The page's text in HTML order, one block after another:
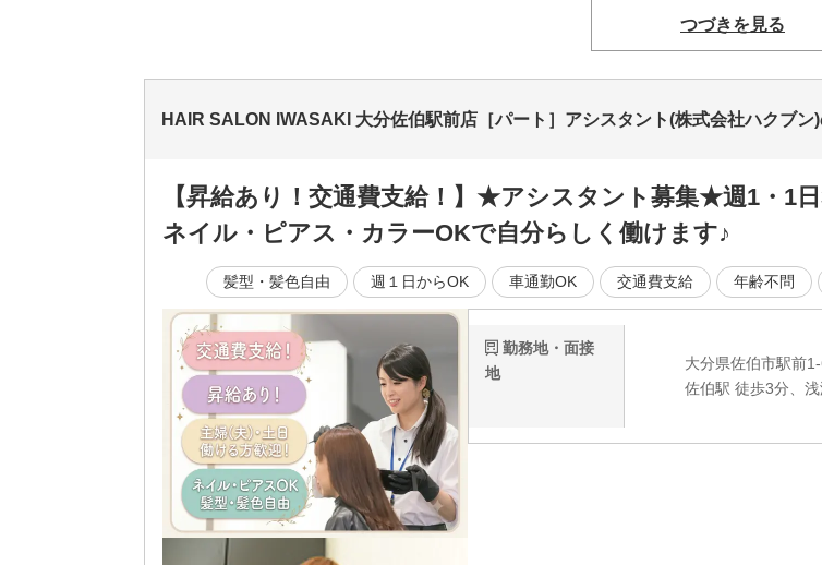
つづきを見る
HAIR SALON IWASAKI 大分佐伯駅前店［パート］アシスタント(株式会社ハクブン
【昇給あり！交通費支給！】★アシスタント募集★週1・1
ネイル・ピアス・カラーOKで自分らしく働けます♪
髪型・髪色自由 週１日からOK 車通勤OK 交通費支給 年齢不問
勤務地・面接
地
大分県佐伯市駅前
佐伯駅 徒歩3分、